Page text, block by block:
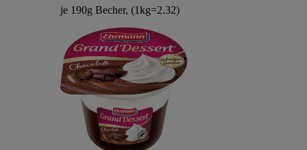
je 190g Becher, (1kg=2.32)